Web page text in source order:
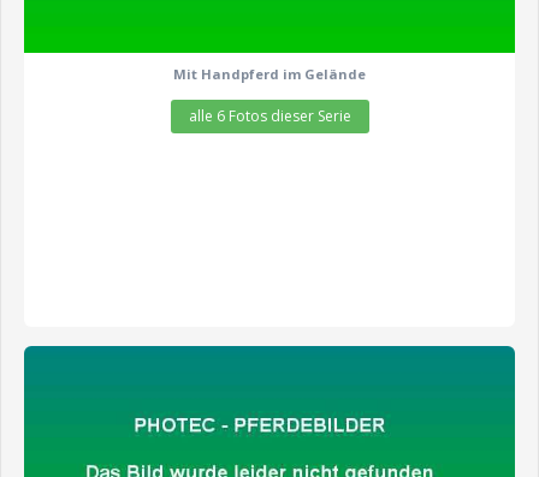
Mit Handpferd im Gelände
alle 6 Fotos dieser Serie